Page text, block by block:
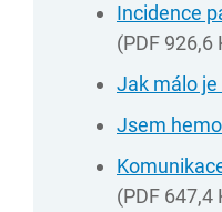
Incidence
(PDF 926,6
Jak málo je
Jsem
(PDF 647,4